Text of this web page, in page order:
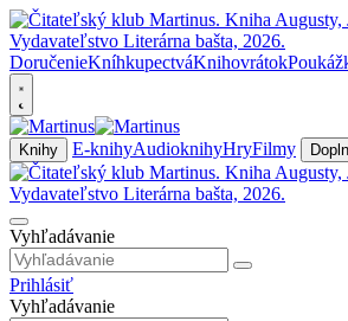
DoručenieKníhkupectváKnihovrátok
Knihy E-knihyAudioknihyHryFilmy
Vyhľadávanie
Prihlásiť
Vyhľadávanie